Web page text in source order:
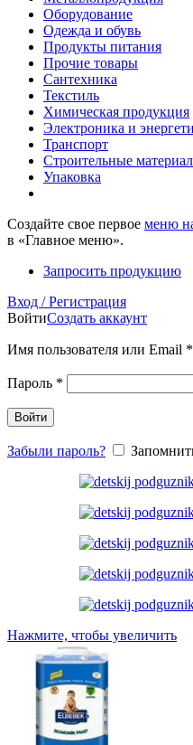
Оборудование
Одежда и обувь
Продукты питания
Прочие товары
Сантехника
Текстиль
Химическая продукция
Электроника и
Транспорт
Строительные
Упаковка
Создайте свое первое меню
в «Главное меню».
Запросить продукцию
Вход / Регистрация
ВойтиСоздать аккаунт
Имя пользователя или Email *
Пароль *
Войти
Забыли пароль?
Нажмите, чтобы увеличить